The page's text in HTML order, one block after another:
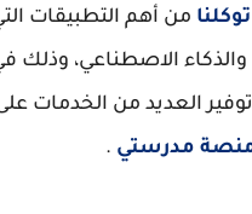
من أهم التطبيقات
والذكاء الاصطناعي،
العديد من الخدمات
مدرستي .